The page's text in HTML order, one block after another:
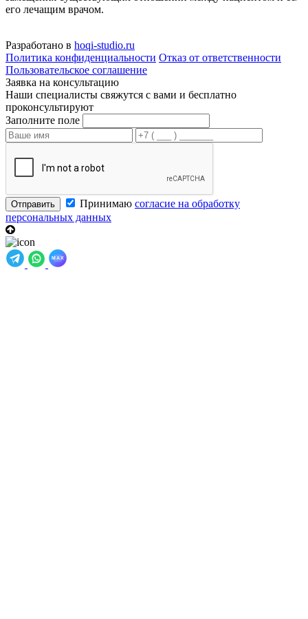
его лечащим врачом.
Разработано в hoqi-studio.ru
Политика конфиденциальности Отказ от ответственности
Пользовательское соглашение
Заявка на консультацию
Наши специалисты свяжутся с вами и бесплатно
проконсультируют
Заполните поле
Отправить Принимаю согласие на обработку
персональных данных
MAX